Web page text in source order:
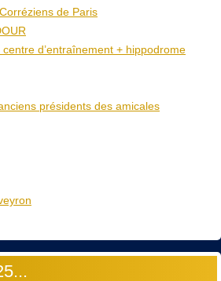
de Paris
d’entraînement + hippodrome
présidents des amicales